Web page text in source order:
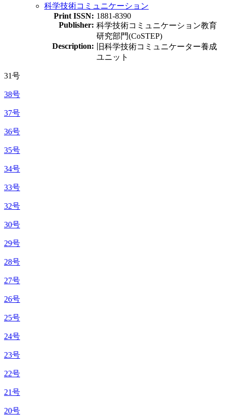
科学技術コミュニケーション
Print ISSN: 1881-8390
Publisher: 科学技術コミュニケーション教育
研究部門(CoSTEP)
Description:
旧科学技術コミュニケーター養成
ユニット
31号
38号
37号
36号
35号
34号
33号
32号
30号
29号
28号
27号
26号
25号
24号
23号
22号
21号
20号